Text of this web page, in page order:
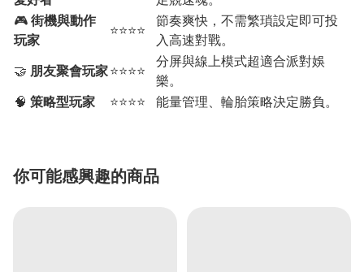
🎮 街機與動作
玩家
⭐⭐⭐⭐
節奏爽快，不需繁瑣設定即可投
入高速對戰。
🤝 朋友聚會玩家⭐⭐⭐⭐
分屏與線上模式超適合派對娛
樂。
🧠 策略型玩家 ⭐⭐⭐⭐ 能量管理、輪胎策略決定勝負。
你可能感興趣的商品